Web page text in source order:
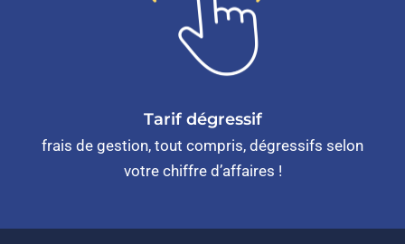
Tarif dégressif
frais de gestion, tout compris, dégressifs selon
votre chiffre d’affaires !